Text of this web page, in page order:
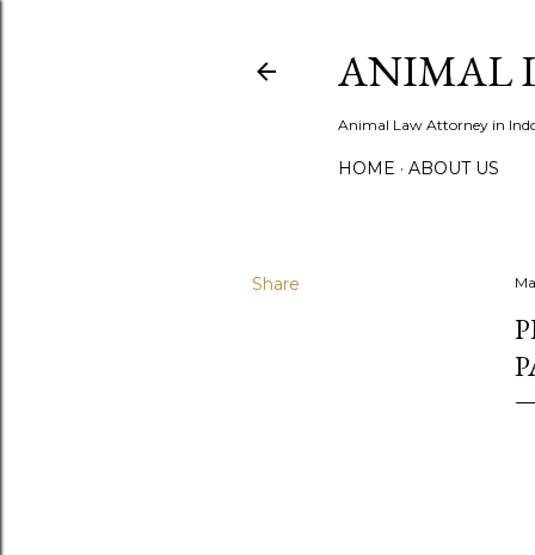
ANIMAL
Animal Law Attorney in
HOME ABOUT US
Share